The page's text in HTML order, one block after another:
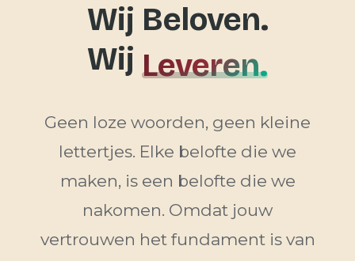
Wij Beloven.
Wij Leveren.
Geen loze woorden, geen kleine
lettertjes. Elke belofte die we
maken, is een belofte die we
nakomen. Omdat jouw
vertrouwen het fundament is van